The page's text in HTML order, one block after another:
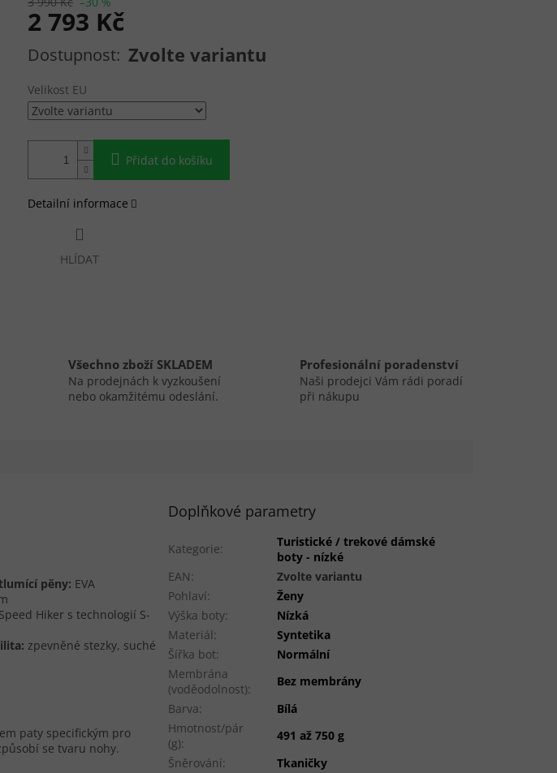
2 793 Kč
Měrná cena: Zvolte variantu
Velikost EU
Přidat do košíku
Detailní informace
HLÍDAT
Všechno zboží SKLADEM
Na prodejnách k vyzkoušení
nebo okamžitému odeslání.
Profesionální poradenství
Naši prodejci Vám rádi poradí
při nákupu
pěny: EVA
Hiker s technologií S-
zpevněné stezky, suché
paty specifickým pro
se tvaru nohy.
Doplňkové parametry
Kategorie:
Turistické / trekové dámské
boty - nízké
EAN:
Zvolte variantu
Pohlaví:
Ženy
Výška boty:
Nízká
Materiál:
Syntetika
Šířka bot:
Normální
Membrána
(voděodolnost):
Bez membrány
Barva:
Bílá
Hmotnost/pár
(g):
491 až 750 g
Šněrování:
Tkaničky